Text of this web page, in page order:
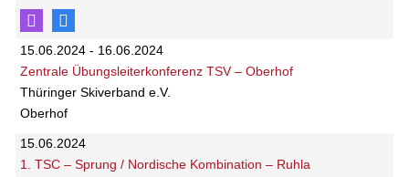
15.06.2024 - 16.06.2024
Zentrale Übungsleiterkonferenz TSV – Oberhof
Thüringer Skiverband e.V.
Oberhof
15.06.2024
1. TSC – Sprung / Nordische Kombination – Ruhla